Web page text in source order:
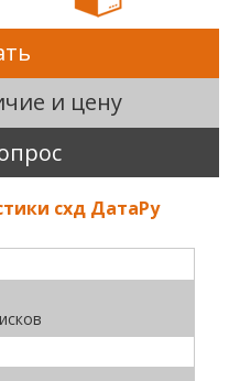
и цену
схд ДатаРу